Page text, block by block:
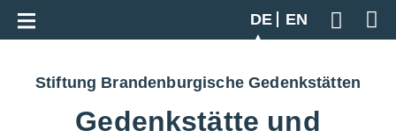
DE
EN
Geben
Zur Gesamtübersicht
Stiftung Brandenburgische Gedenkstätten
Gedenkstätte und